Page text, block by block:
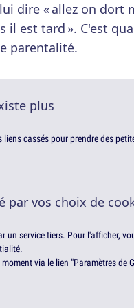
dire « allez on dort
il est tard ». C'est
parentalité.
plus
liens cassés pour prendre des
par vos choix de
un service tiers. Pour l'afficher,
via le lien "Paramètres de